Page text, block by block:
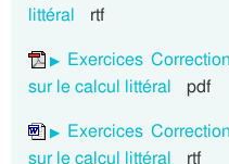
littéral
rtf
Exercices
sur le calcul littéral
pdf
Exercices
sur le calcul littéral
rtf